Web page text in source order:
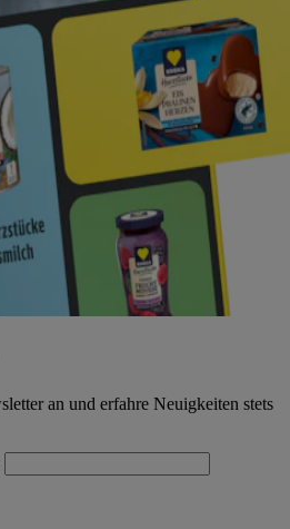
an und erfahre Neuigkeiten stets